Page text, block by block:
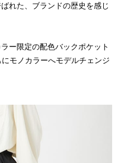
れた、ブランドの歴史を感じ
ー限定の配色バックポケット
モノカラーへモデルチェンジ